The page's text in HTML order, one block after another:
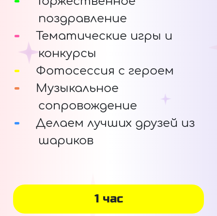
поздравление
Тематические игры и
конкурсы
Фотосессия с героем
Музыкальное
сопровождение
Делаем лучших друзей из
шариков
1 час